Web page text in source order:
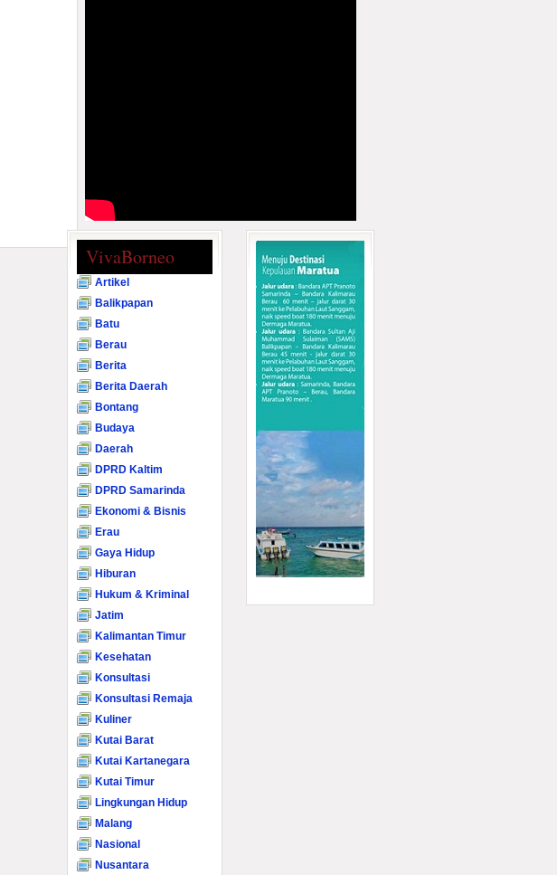
VivaBorneo
Artikel
Balikpapan
Batu
Berau
Berita
Berita Daerah
Bontang
Budaya
Daerah
DPRD Kaltim
DPRD Samarinda
Ekonomi & Bisnis
Erau
Gaya Hidup
Hiburan
Hukum & Kriminal
Jatim
Kalimantan Timur
Kesehatan
Konsultasi
Konsultasi Remaja
Kuliner
Kutai Barat
Kutai Kartanegara
Kutai Timur
Lingkungan Hidup
Malang
Nasional
Nusantara